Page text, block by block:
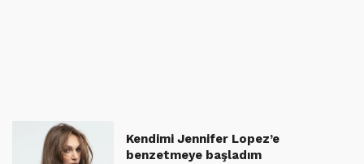
Kendimi Jennifer Lopez’e
benzetmeye başladım